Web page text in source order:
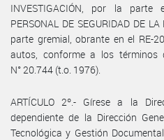
INVESTIGACIÓN, por la parte
PERSONAL DE SEGURIDAD DE
parte gremial, obrante en el RE-
autos, conforme a los
N° 20.744 (t.o. 1976).
ARTÍCULO 2º.- Gírese a la
dependiente de la Dirección
Tecnológica y Gestión